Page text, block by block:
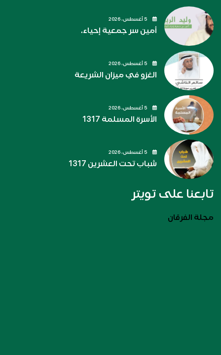
أمين سر جمعية إحياء.
الغزو في ميزان الشريعة
الأسرة المسلمة 1317
شباب تحت العشرين 1317
تابعنا على تويتر
مجلة الفرقان